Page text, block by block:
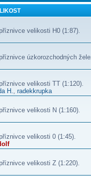
velikosti H0 (1:87).
úzkorozchodných
velikosti TT (1:120).
H., radekkrupka
velikosti N (1:160).
velikosti 0 (1:45).
velikosti Z (1:220).